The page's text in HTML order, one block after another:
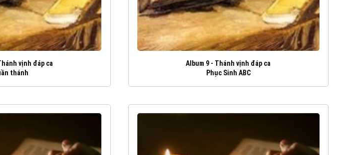
vịnh đáp ca
thánh
Album 9 - Thánh vịnh đáp ca
Phục Sinh ABC